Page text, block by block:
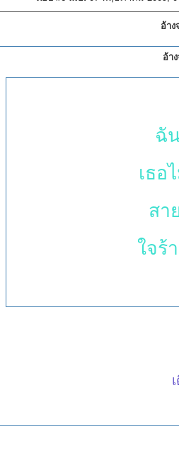
อ้า
อ้า
ฉั
เธอ
สา
ใจร้